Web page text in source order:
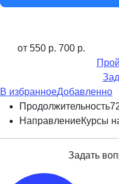
от 550 р. 700 р.
В избранноеДобавленно
Продолжительность
НаправлениеКурсы
Задать